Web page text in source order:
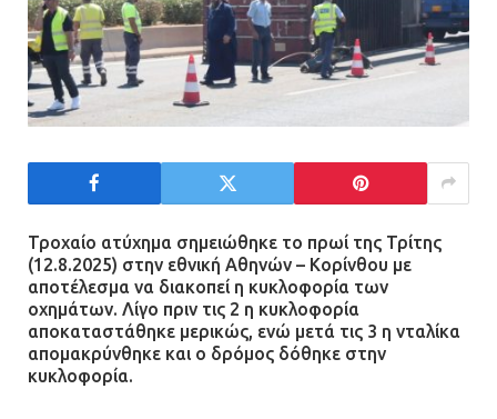
Τροχαίο ατύχημα σημειώθηκε το πρωί της Τρίτης
(12.8.2025) στην εθνική Αθηνών – Κορίνθου με
αποτέλεσμα να διακοπεί η κυκλοφορία των
οχημάτων. Λίγο πριν τις 2 η κυκλοφορία
αποκαταστάθηκε μερικώς, ενώ μετά τις 3 η νταλίκα
απομακρύνθηκε και ο δρόμος δόθηκε στην
κυκλοφορία.